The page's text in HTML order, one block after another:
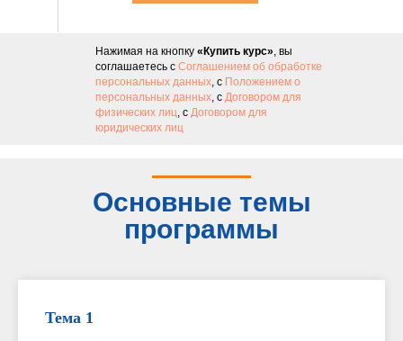
курс
Нажимая на кнопку «Купить курс», вы
соглашаетесь с Соглашением об обработке
персональных данных, с Положением о
персональных данных, с Договором для
физических лиц, с Договором для
юридических лиц
Основные темы
программы
Тема 1